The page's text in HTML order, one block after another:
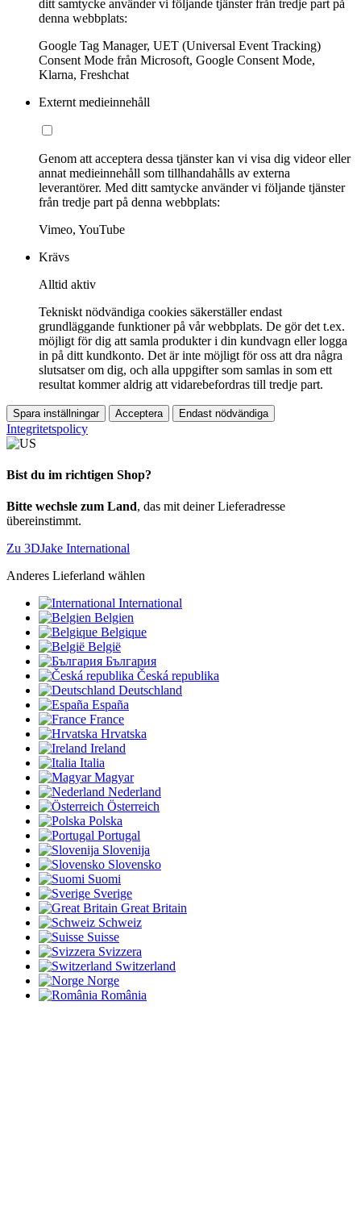
ditt samtycke använder vi följande tjänster från tredje part på
denna webbplats:
Google Tag Manager, UET (Universal Event Tracking)
Consent Mode från Microsoft, Google Consent Mode,
Klarna, Freshchat
Externt medieinnehåll
Genom att acceptera dessa tjänster kan vi visa dig videor eller
annat medieinnehåll som tillhandahålls av externa
leverantörer. Med ditt samtycke använder vi följande tjänster
från tredje part på denna webbplats:
Vimeo, YouTube
Krävs
Alltid aktiv
Tekniskt nödvändiga cookies säkerställer endast
grundläggande funktioner på vår webbplats. De gör det t.ex.
möjligt för dig att samla produkter i din kundvagn eller logga
in på ditt kundkonto. Det är inte möjligt för oss att dra några
slutsatser om dig, och alla uppgifter som samlas in som ett
resultat kommer aldrig att vidarebefordras till tredje part.
Spara inställningar Acceptera Endast nödvändiga
Integritetspolicy
Bist du im richtigen Shop?
Bitte wechsle zum Land, das mit deiner Lieferadresse
übereinstimmt.
Zu 3DJake International
Anderes Lieferland wählen
International
Belgien
Belgique
België
България
Česká republika
Deutschland
España
France
Hrvatska
Ireland
Italia
Magyar
Nederland
Österreich
Polska
Portugal
Slovenija
Slovensko
Suomi
Sverige
Great Britain
Schweiz
Suisse
Svizzera
Switzerland
Norge
România